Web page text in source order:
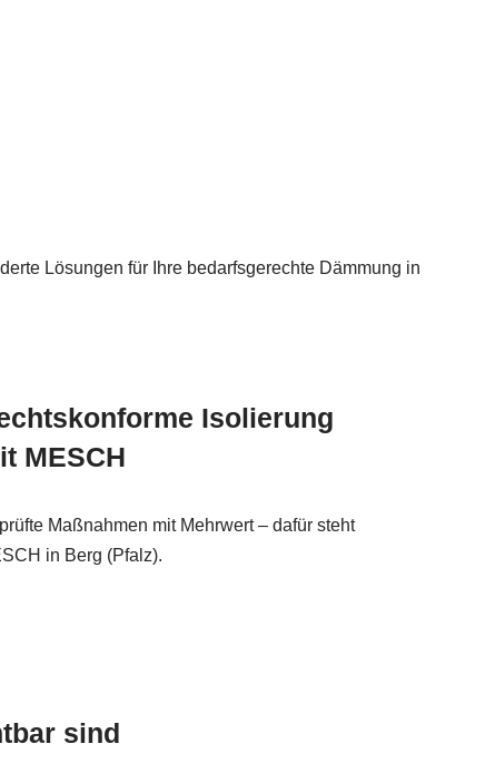
Lösungen für Ihre bedarfsgerechte Dämmung in
Isolierung
MESCH
Maßnahmen mit Mehrwert – dafür steht
in Berg (Pfalz).
sind